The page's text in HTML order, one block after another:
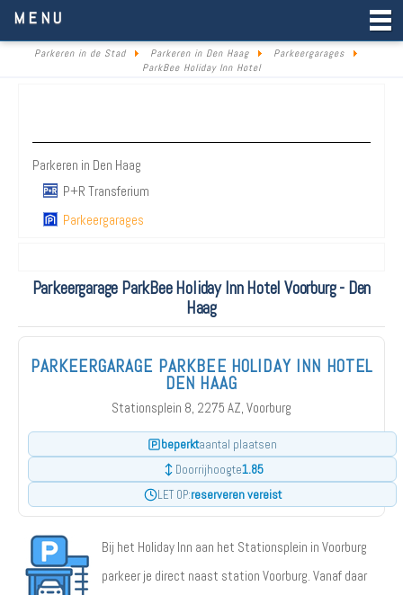
MENU
Parkeren in de Stad Parkeren in Den Haag
Parkeergarages
ParkBee Holiday Inn Hotel
Parkeren in Den Haag
P+R Transferium
Parkeergarages
Parkeergarage ParkBee Holiday Inn Hotel Voorburg - Den
Haag
PARKEERGARAGE PARKBEE HOLIDAY INN HOTEL
DEN HAAG
Stationsplein 8, 2275 AZ, Voorburg
beperktaantal plaatsen
Doorrijhoogte1.85
LET OP:reserveren vereist
Bij het Holiday Inn aan het Stationsplein in Voorburg
parkeer je direct naast station Voorburg. Vanaf daar